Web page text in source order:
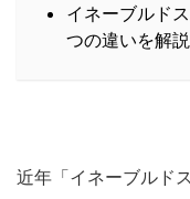
イネーブルド
つの違いを解説
近年「イネーブルド